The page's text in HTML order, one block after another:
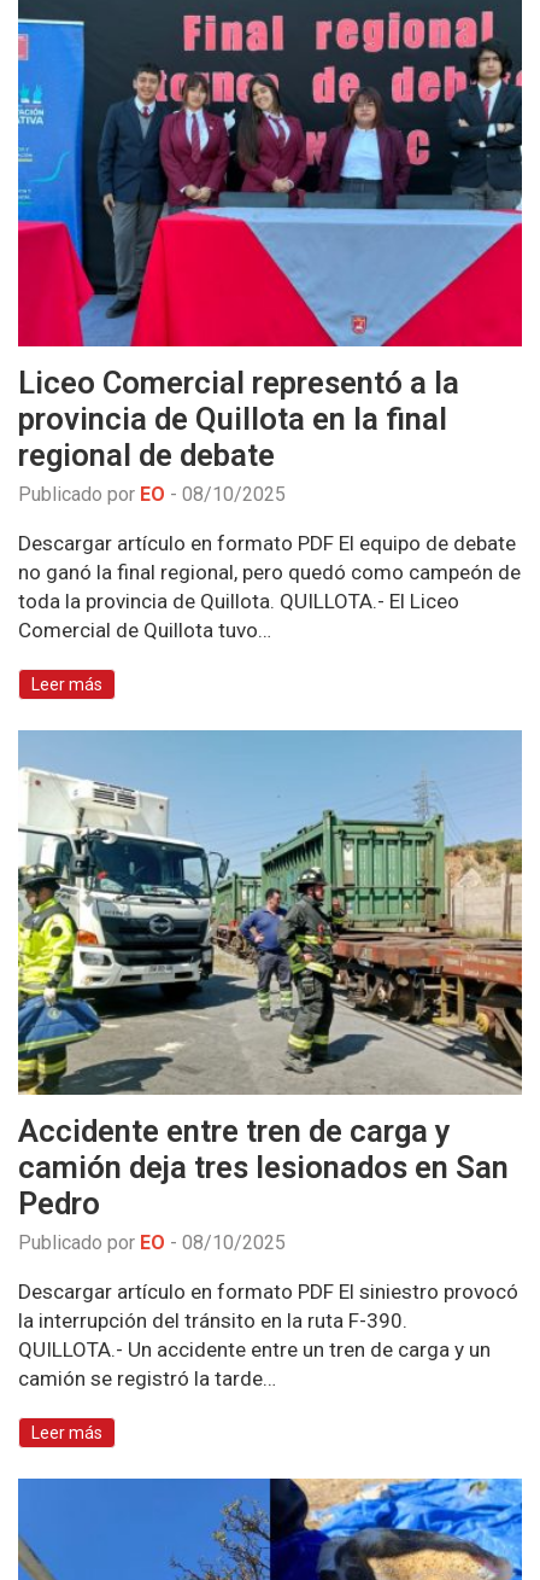
Liceo Comercial representó a la
provincia de Quillota en la final
regional de debate
Publicado por EO - 08/10/2025
Descargar artículo en formato PDF El equipo de debate
no ganó la final regional, pero quedó como campeón de
toda la provincia de Quillota. QUILLOTA.- El Liceo
Comercial de Quillota tuvo…
Leer más
Accidente entre tren de carga y
camión deja tres lesionados en San
Pedro
Publicado por EO - 08/10/2025
Descargar artículo en formato PDF El siniestro provocó
la interrupción del tránsito en la ruta F-390.
QUILLOTA.- Un accidente entre un tren de carga y un
camión se registró la tarde…
Leer más